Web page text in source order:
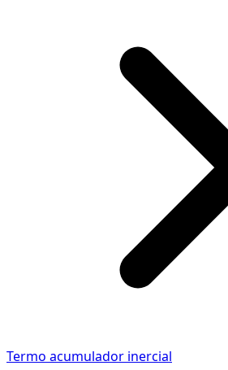
Termo acumulador inercial